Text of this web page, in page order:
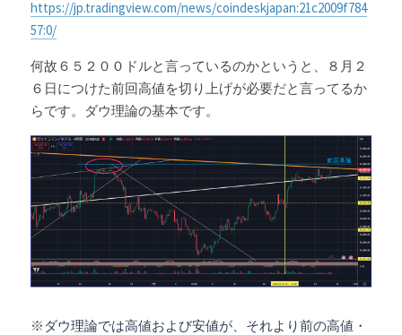
https://jp.tradingview.com/news/coindeskjapan:21c2009f784
57:0/
何故６５２００ドルと言っているのかというと、８月２
６日につけた前回高値を切り上げが必要だと言ってるか
らです。ダウ理論の基本です。
※ ダウ理論では高値および安値が、それより前の高値・